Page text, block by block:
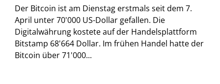
Der Bitcoin ist am Dienstag erstmals seit dem 7.
April unter 70'000 US-Dollar gefallen. Die
Digitalwährung kostete auf der Handelsplattform
Bitstamp 68'664 Dollar. Im frühen Handel hatte der
Bitcoin über 71'000...